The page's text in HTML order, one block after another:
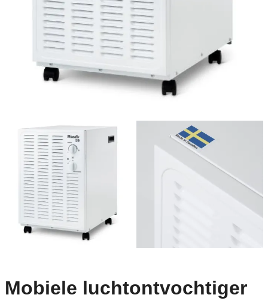
Mobiele luchtontvochtiger